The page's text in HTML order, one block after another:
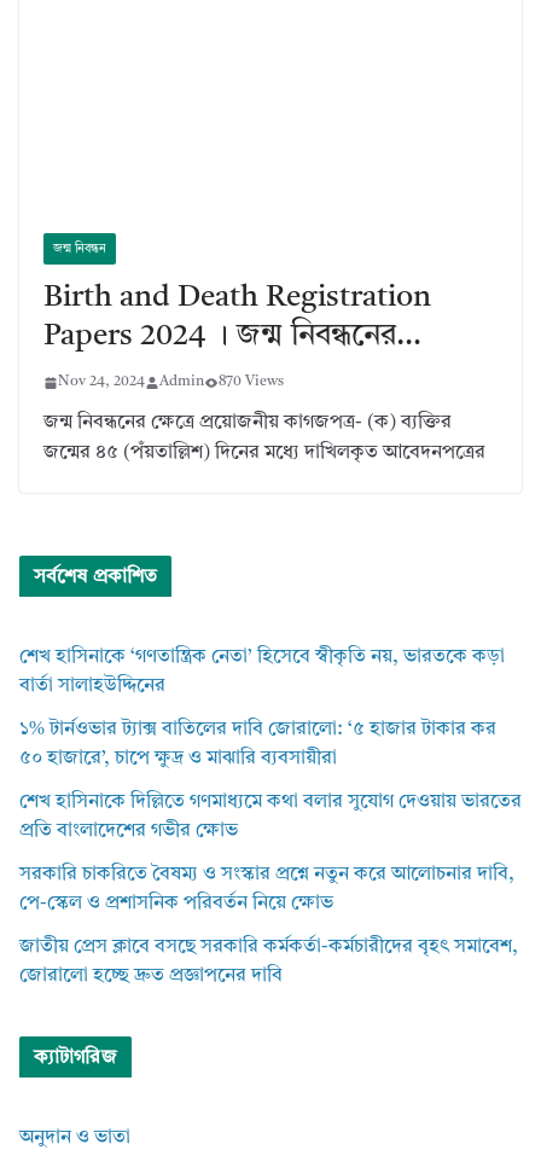
জন্ম নিবন্ধন
Birth and Death Registration
Papers 2024 । জন্ম নিবন্ধনের…
Nov 24, 2024 Admin 870 Views
জন্ম নিবন্ধনের ক্ষেত্রে প্রয়োজনীয় কাগজপত্র- (ক) ব্যক্তির
জন্মের ৪৫ (পঁয়তাল্লিশ) দিনের মধ্যে দাখিলকৃত আবেদনপত্রের
সর্বশেষ প্রকাশিত
শেখ হাসিনাকে ‘গণতান্ত্রিক নেতা’ হিসেবে স্বীকৃতি নয়, ভারতকে কড়া
বার্তা সালাহউদ্দিনের
১% টার্নওভার ট্যাক্স বাতিলের দাবি জোরালো: ‘৫ হাজার টাকার কর
৫০ হাজারে’, চাপে ক্ষুদ্র ও মাঝারি ব্যবসায়ীরা
শেখ হাসিনাকে দিল্লিতে গণমাধ্যমে কথা বলার সুযোগ দেওয়ায় ভারতের
প্রতি বাংলাদেশের গভীর ক্ষোভ
সরকারি চাকরিতে বৈষম্য ও সংস্কার প্রশ্নে নতুন করে আলোচনার দাবি,
পে-স্কেল ও প্রশাসনিক পরিবর্তন নিয়ে ক্ষোভ
জাতীয় প্রেস ক্লাবে বসছে সরকারি কর্মকর্তা-কর্মচারীদের বৃহৎ সমাবেশ,
জোরালো হচ্ছে দ্রুত প্রজ্ঞাপনের দাবি
ক্যাটাগরিজ
অনুদান ও ভাতা